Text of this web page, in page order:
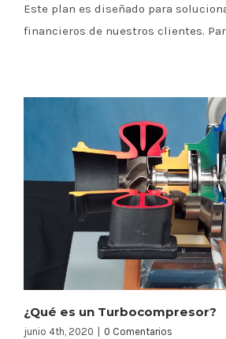
Este plan es diseñado para
financieros de nuestros clientes.
¿Qué es un Turbocompresor?
junio 4th, 2020 0 Comentarios